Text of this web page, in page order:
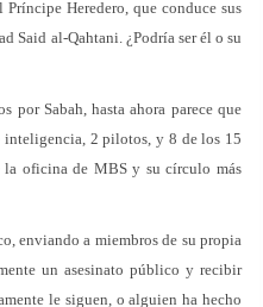
Heredero, que conduce sus
Said al-Qahtani. ¿Podría ser él o su
por Sabah, hasta ahora parece que
2 pilotos, y 8 de los 15
oficina de MBS y su círculo más
enviando a miembros de su propia
un asesinato público y recibir
le siguen, o alguien ha hecho